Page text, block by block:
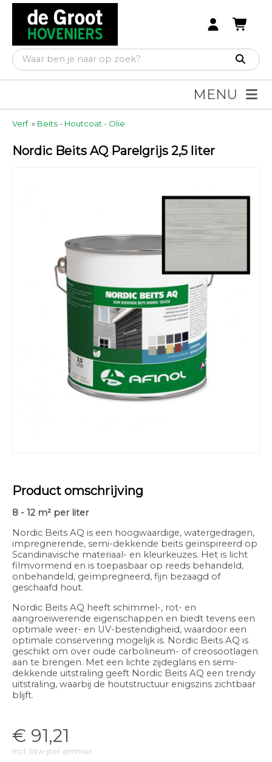
MENU
Verf » Beits - Houtcoat - Olie
Nordic Beits AQ Parelgrijs 2,5 liter
Product omschrijving
8 - 12 m² per liter
Nordic Beits AQ is een hoogwaardige, watergedragen,
impregnerende, semi-dekkende beits geïnspireerd op
Scandinavische materiaal- en kleurkeuzes. Het is licht
filmvormend en is toepasbaar op reeds behandeld,
onbehandeld, geïmpregneerd, fijn bezaagd of
geschaafd hout.
Nordic Beits AQ heeft schimmel-, rot- en
aangroeiwerende eigenschappen en biedt tevens een
optimale weer- en UV-bestendigheid, waardoor een
optimale conservering mogelijk is. Nordic Beits AQ is
geschikt om over oude carbolineum- of creosootlagen
aan te brengen. Met een lichte zijdeglans en semi-
dekkende uitstraling geeft Nordic Beits AQ een trendy
uitstraling, waarbij de houtstructuur enigszins zichtbaar
blijft.
€ 91,21
incl. btw per emmer